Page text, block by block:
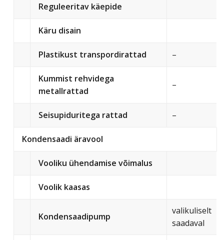
Reguleeritav käepide
Käru disain
Plastikust transpordirattad –
Kummist rehvidega
metallrattad
–
Seisupiduritega rattad –
Kondensaadi äravool
Vooliku ühendamise võimalus
Voolik kaasas
Kondensaadipump
valikuliselt
saadaval